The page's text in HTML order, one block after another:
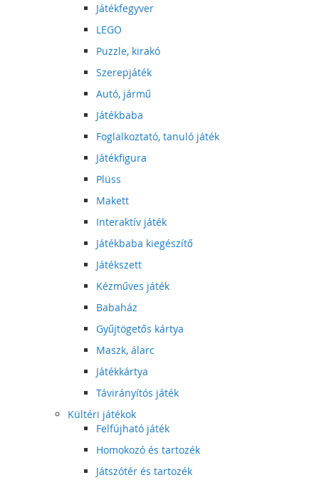
Játékfegyver
LEGO
Puzzle, kirakó
Szerepjáték
Autó, jármű
Játékbaba
Foglalkoztató, tanuló játék
Játékfigura
Plüss
Makett
Interaktív játék
Játékbaba kiegészítő
Játékszett
Kézműves játék
Babaház
Gyűjtögetős kártya
Maszk, álarc
Játékkártya
Távirányítós játék
Kültéri játékok
Felfújható játék
Homokozó és tartozék
Játszótér és tartozék